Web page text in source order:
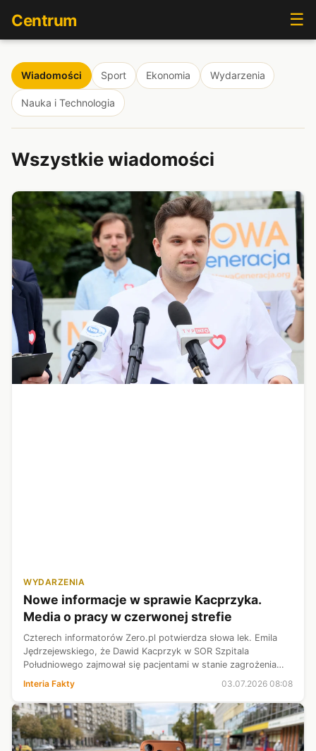
Centrum ☰
Wiadomości Sport Ekonomia Wydarzenia
Nauka i Technologia
Wszystkie wiadomości
WYDARZENIA
Nowe informacje w sprawie Kacprzyka.
Media o pracy w czerwonej strefie
Czterech informatorów Zero.pl potwierdza słowa lek. Emila
Jędrzejewskiego, że Dawid Kacprzyk w SOR Szpitala
Południowego zajmował się pacjentami w stanie zagrożenia
jego błędy musieli korygo...
Interia Fakty 03.07.2026 08:08